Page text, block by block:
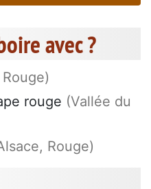
avec ?
rouge (Vallée du
Rouge)